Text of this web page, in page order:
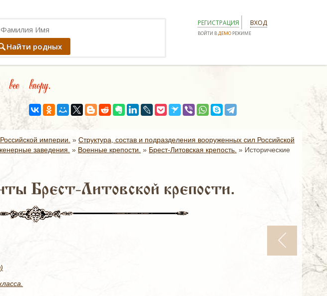
Найти родных
РЕГИСТРАЦИЯ ВХОД
ВОЙТИ ВДЕМО РЕЖИМЕ
впору.
империи. » Структура, состав и подразделения вооруженных сил Российской
заведения. » Военные крепости. » Брест-Литовская крепость. » Исторические
Брест-Литовской крепости.